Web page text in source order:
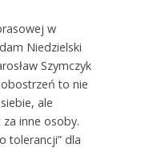
w
Niedzielski
Szymczyk
to nie
ale
inne osoby.
tolerancji” dla